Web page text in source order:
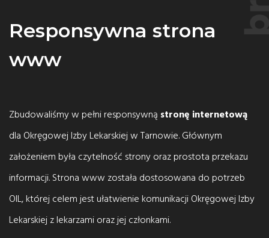
Responsywna strona
www
Zbudowaliśmy w pełni responsywną stronę internetową
dla Okręgowej Izby Lekarskiej w Tarnowie. Głównym
założeniem była czytelność strony oraz prostota przekazu
informacji. Strona www została dostosowana do potrzeb
OIL, której celem jest ułatwienie komunikacji Okręgowej Izby
Lekarskiej z lekarzami oraz jej członkami.